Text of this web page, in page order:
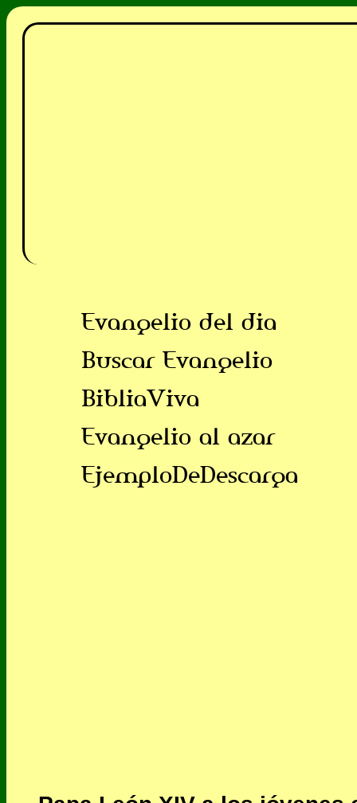
Evangelio del dia
Buscar Evangelio
BibliaViva
Evangelio al azar
EjemploDeDescarga